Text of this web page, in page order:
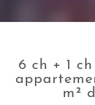
6 ch + 1 ch du personnel - villa + 1
m²